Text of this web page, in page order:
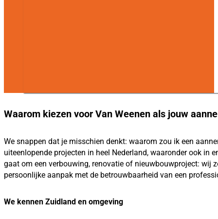
Waarom kiezen voor Van Weenen als jouw
We snappen dat je misschien denkt: waarom zou ik een
uiteenlopende projecten in heel Nederland, waaronder ook in
gaat om een verbouwing, renovatie of nieuwbouwproject: wij
persoonlijke aanpak met de betrouwbaarheid van een
We kennen Zuidland en omgeving